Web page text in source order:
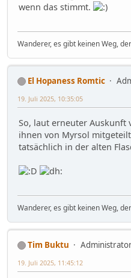
wenn das stimmt.
Wanderer, es gibt keinen Weg,
El Hopaness Romtic
19. Juli 2025, 10:35:05
So, laut erneuter Auskunft
ihnen von Myrsol
tatsächlich in der alten
Wanderer, es gibt keinen Weg,
Tim Buktu
19. Juli 2025, 11:45:12